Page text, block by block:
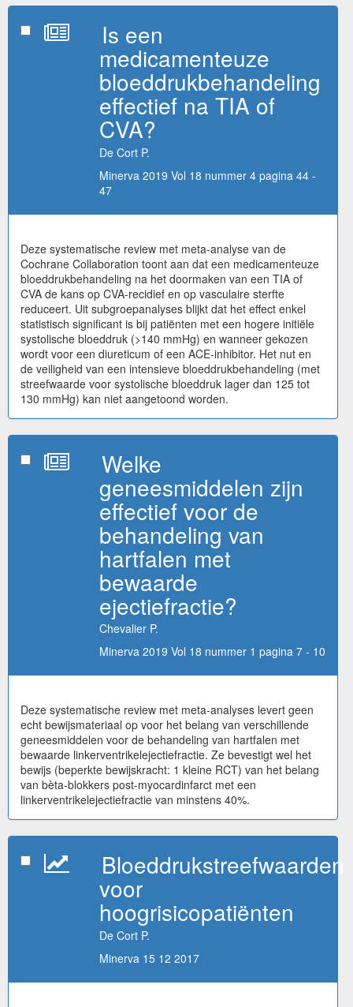
Is een
medicamenteuze
bloeddrukbehandeling
effectief na TIA of
CVA?
De Cort P.
Minerva 2019 Vol 18 nummer 4 pagina 44 -
47
Deze systematische review met meta-analyse van de
Cochrane Collaboration toont aan dat een medicamenteuze
bloeddrukbehandeling na het doormaken van een TIA of
CVA de kans op CVA-recidief en op vasculaire sterfte
reduceert. Uit subgroepanalyses blijkt dat het effect enkel
statistisch significant is bij patiënten met een hogere initiële
systolische bloeddruk (>140 mmHg) en wanneer gekozen
wordt voor een diureticum of een ACE-inhibitor. Het nut en
de veiligheid van een intensieve bloeddrukbehandeling (met
streefwaarde voor systolische bloeddruk lager dan 125 tot
130 mmHg) kan niet aangetoond worden.
Welke
geneesmiddelen zijn
effectief voor de
behandeling van
hartfalen met
bewaarde
ejectiefractie?
Chevalier P.
Minerva 2019 Vol 18 nummer 1 pagina 7 - 10
Deze systematische review met meta-analyses levert geen
echt bewijsmateriaal op voor het belang van verschillende
geneesmiddelen voor de behandeling van hartfalen met
bewaarde linkerventrikelejectiefractie. Ze bevestigt wel het
bewijs (beperkte bewijskracht: 1 kleine RCT) van het belang
van bèta-blokkers post-myocardinfarct met een
linkerventrikelejectiefractie van minstens 40%.
Bloeddrukstreefwaarden
voor
hoogrisicopatiënten
De Cort P.
Minerva 15 12 2017